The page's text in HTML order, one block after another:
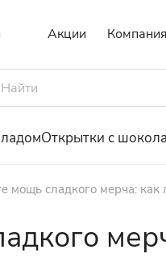
Акции Компания
Открытки с
мощь сладкого мерча: